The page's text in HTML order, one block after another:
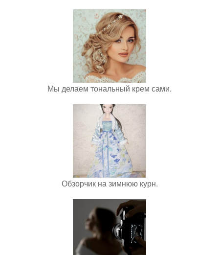
Мы делаем тональный крем сами.
Обзорчик на зимнюю курн.